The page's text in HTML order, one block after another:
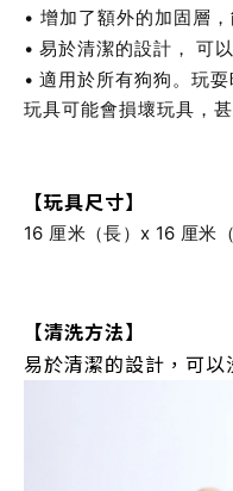
• 增加了額外的加固層，
• 易於清潔的設計， 可
• 適用於所有狗狗。玩
玩具可能會損壞玩具，
【玩具尺寸】
16 厘米（長）x 16 厘米
【清洗方法】
易於清潔的設計，可以